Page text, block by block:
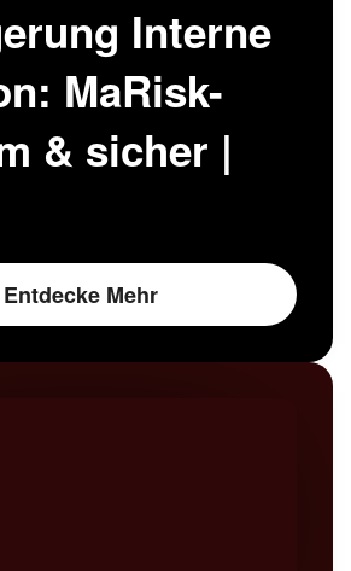
Interne
MaRisk-
& sicher |
Entdecke Mehr